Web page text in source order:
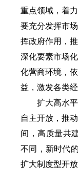
重点领域，着
要充分发挥市
挥政府作用，
深化要素市场
化营商环境，
益，激发各类
扩大高水
自主开放，推
间，高质量共
不同，新时代
扩大制度型开